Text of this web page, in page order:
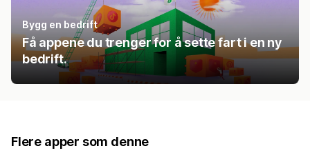
Bygg en bedrift
Få appene du trenger for å sette fart i en ny
bedrift.
Flere apper som denne